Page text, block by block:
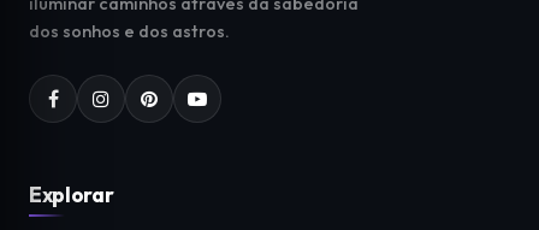
dos sonhos e dos astros.
Explorar